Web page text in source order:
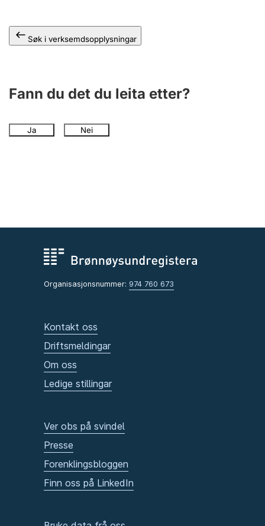
Søk i verksemdsopplysningar
Fann du det du leita etter?
Ja Nei
Organisasjonsnummer: 974 760 673
Kontakt oss
Driftsmeldingar
Om oss
Ledige stillingar
Ver obs på svindel
Presse
Forenklingsbloggen
Finn oss på LinkedIn